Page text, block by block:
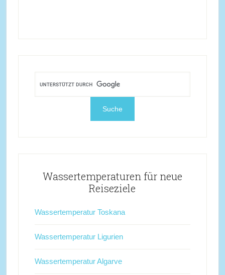
Wassertemperaturen für neue
Reiseziele
Wassertemperatur Toskana
Wassertemperatur Ligurien
Wassertemperatur Algarve